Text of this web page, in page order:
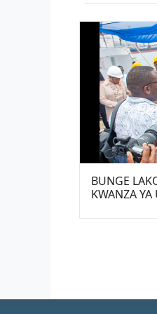
BUNGE
KWANZA